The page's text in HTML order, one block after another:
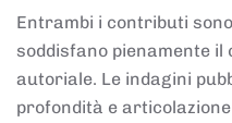
Entrambi i contributi
soddisfano pienamente
autoriale. Le indagini
profondità e